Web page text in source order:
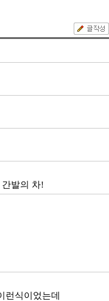
발의 차!
런식이었는데